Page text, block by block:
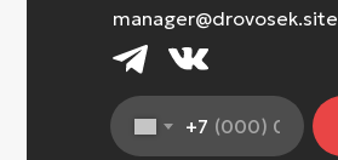
manager@drovosek.site
+7